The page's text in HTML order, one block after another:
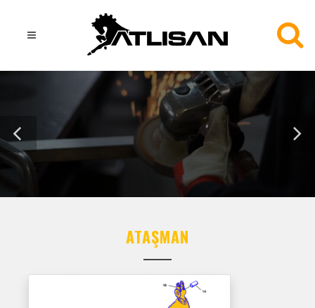
ATLISAN
ATAŞMAN